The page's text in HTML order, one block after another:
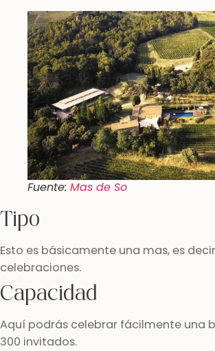
Fuente: Mas de So
Tipo
Esto es básicamente una mas, es
celebraciones.
Capacidad
Aquí podrás celebrar fácilmente una
300 invitados.